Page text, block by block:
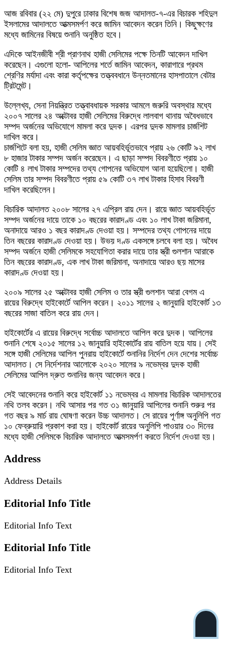
আজ রবিবার (২২ মে) দুপুরে ঢাকার বিশেষ জজ আদালত-৭-এর বিচারক শহিদুল
ইসলামের আদালতে আত্মসমর্পণ করে জামিন আবেদন করেন তিনি। কিছুক্ষণের
মধ্যে জামিনের বিষয়ে শুনানি অনুষ্ঠিত হবে।
এদিকে আইনজীবী শ্রী প্রাণনাথ হাজী সেলিমের পক্ষে তিনটি আবেদন দাখিল
করেছেন। এগুলো হলো- আপিলের শর্তে জামিন আবেদন, কারাগারে প্রথম
শ্রেণির মর্যাদা এবং কারা কর্তৃপক্ষের তত্ত্ববধানে উন্নতমানের হাসপাতালে বেটার
ট্রিটমেন্ট।
উল্লেখ্য, সেনা নিয়ন্ত্রিত তত্ত্বাবধায়ক সরকার আমলে জরুরি অবস্থার মধ্যে
২০০৭ সালের ২৪ অক্টোবর হাজী সেলিমের বিরুদ্ধে লালবাগ থানায় অবৈধভাবে
সম্পদ অর্জনের অভিযোগে মামলা করে দুদক। এরপর দুদক মামলার চার্জশিট
দাখিল করে।
চার্জশিটে বলা হয়, হাজী সেলিম জ্ঞাত আয়বহির্ভূতভাবে প্রায় ২৬ কোটি ৯২ লাখ
৮ হাজার টাকার সম্পদ অর্জন করেছেন। এ ছাড়া সম্পদ বিবরণীতে প্রায় ১০
কোটি ৪ লাখ টাকার সম্পদের তথ্য গোপনের অভিযোগ আনা হয়েছিলো। হাজী
সেলিম তার সম্পদ বিবরণীতে প্রায় ৫৯ কোটি ৩৭ লাখ টাকার হিসাব বিবরণী
দাখিল করেছিলেন।
বিচারিক আদালত ২০০৮ সালের ২৭ এপ্রিল রায় দেন। রায়ে জ্ঞাত আয়বহির্ভূত
সম্পদ অর্জনের দায়ে তাকে ১০ বছরের কারাদণ্ড এবং ১০ লাখ টাকা জরিমানা,
অনাদায়ে আরও ১ বছর কারাদণ্ড দেওয়া হয়। সম্পদের তথ্য গোপনের দায়ে
তিন বছরের কারাদণ্ড দেওয়া হয়। উভয় দণ্ড একসঙ্গে চলবে বলা হয়। অবৈধ
সম্পদ অর্জনে হাজী সেলিমকে সহযোগিতা করার দায়ে তার স্ত্রী গুলশান আরাকে
তিন বছরের কারাদণ্ড, এক লাখ টাকা জরিমানা, অনাদায়ে আরও ছয় মাসের
কারাদণ্ড দেওয়া হয়।
২০০৯ সালের ২৫ অক্টোবর হাজী সেলিম ও তার স্ত্রী গুলশান আরা বেগম এ
রায়ের বিরুদ্ধে হাইকোর্টে আপিল করেন। ২০১১ সালের ২ জানুয়ারি হাইকোর্ট ১৩
বছরের সাজা বাতিল করে রায় দেন।
হাইকোর্টের এ রায়ের বিরুদ্ধে সর্বোচ্চ আদালতে আপিল করে দুদক। আপিলের
শুনানি শেষে ২০১৫ সালের ১২ জানুয়ারি হাইকোর্টের রায় বাতিল হয়ে যায়। সেই
সঙ্গে হাজী সেলিমের আপিল পুনরায় হাইকোর্টে শুনানির নির্দেশ দেন দেশের সর্বোচ্চ
আদালত। সে নির্দেশনার আলোকে ২০২০ সালের ৯ নভেম্বর দুদক হাজী
সেলিমের আপিল দ্রুত শুনানির জন্য আবেদন করে।
সেই আবেদনের শুনানি করে হাইকোর্ট ১১ নভেম্বর এ মামলার বিচারিক আদালতের
নথি তলব করেন। নথি আসার পর গত ৩১ জানুয়ারি আপিলের শুনানি শুরুর পর
গত বছর ৯ মার্চ রায় ঘোষণা করেন উচ্চ আদালত। সে রায়ের পূর্ণাঙ্গ অনুলিপি গত
১০ ফেব্রুয়ারি প্রকাশ করা হয়। হাইকোর্ট রায়ের অনুলিপি পাওয়ার ৩০ দিনের
মধ্যে হাজী সেলিমকে বিচারিক আদালতে আত্মসমর্পণ করতে নির্দেশ দেওয়া হয়।
Address
Address Details
Editorial Info Title
Editorial Info Text
Editorial Info Title
Editorial Info Text